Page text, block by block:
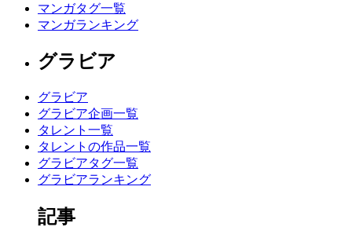
マンガタグ一覧
マンガランキング
グラビア
グラビア
グラビア企画一覧
タレント一覧
タレントの作品一覧
グラビアタグ一覧
グラビアランキング
記事